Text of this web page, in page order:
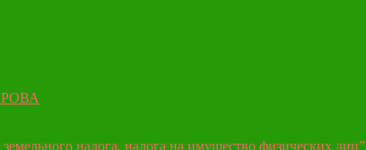
налога, налога на имущество физических лиц”